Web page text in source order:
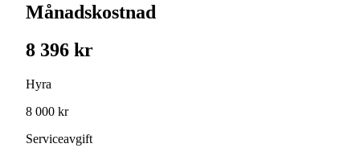
Månadskostnad
8 396 kr
Hyra
8 000 kr
Serviceavgift